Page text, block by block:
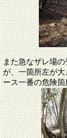
また急なザレ場
が、一箇所左が
ース一番の危険